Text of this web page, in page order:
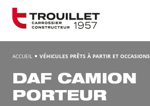
ACCUEIL VÉHICULES PRÊTS À PARTIR ET OCCASIONS
DAF CAMION
PORTEUR
Panneau de gestion des cookies